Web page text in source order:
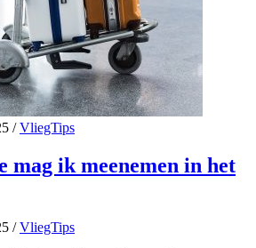
/ VliegTips
mag ik meenemen in het
/ VliegTips